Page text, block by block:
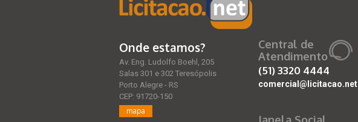
Onde estamos?
Av. Eng. Ludolfo Boehl, 205
Salas 301 e 302 Teresópolis
Porto Alegre - RS
CEP: 91720-150
mapa
Central de
Atendimento
(51)3320 4444
comercial@licitacao.net